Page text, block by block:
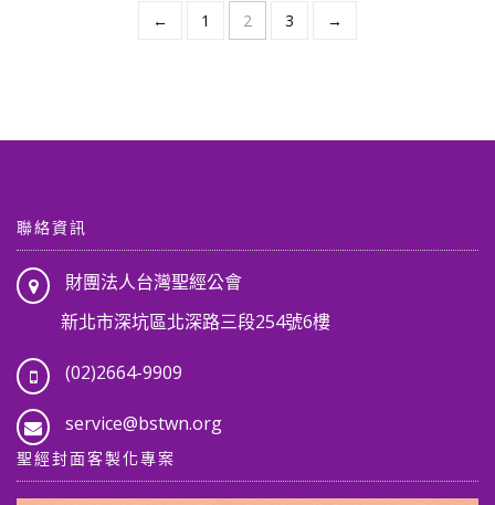
← 1 2 3 →
聯絡資訊
財團法人台灣聖經公會
新北市深坑區北深路三段254號6樓
(02)2664-9909
service@bstwn.org
聖經封面客製化專案